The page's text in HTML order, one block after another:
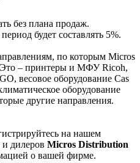
без плана продаж.
будет составлять 5%.
по которым Micros
Это – принтеры и МФУ Ricoh,
весовое оборудование Cas
оборудование
другие направления.
на нашем
и дилеров Micros Distribution
о вашей фирме.